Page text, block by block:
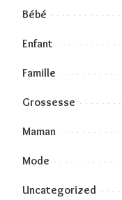
Bébé
Enfant
Famille
Grossesse
Maman
Mode
Uncategorized